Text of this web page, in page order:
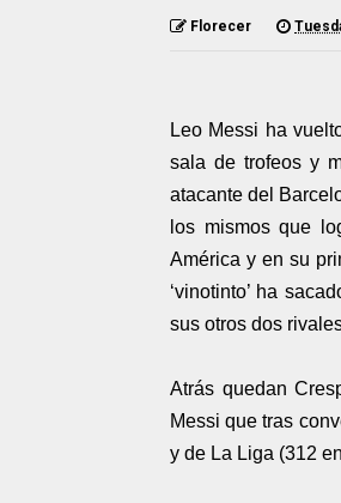
Florecer
Leo Messi ha
sala de trofeos y
atacante del
los mismos que
América y en su
‘vinotinto’ ha
sus otros dos
Atrás quedan
Messi que tras
y de La Liga (312